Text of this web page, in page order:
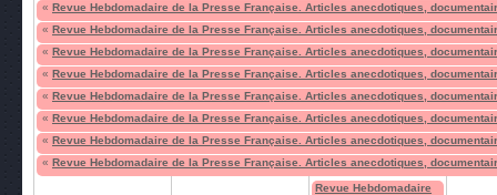
« Revue Hebdomadaire de la Presse Française. Articles anecdotiques,
« Revue Hebdomadaire de la Presse Française. Articles anecdotiques,
« Revue Hebdomadaire de la Presse Française. Articles anecdotiques,
« Revue Hebdomadaire de la Presse Française. Articles anecdotiques,
« Revue Hebdomadaire de la Presse Française. Articles anecdotiques,
« Revue Hebdomadaire de la Presse Française. Articles anecdotiques,
« Revue Hebdomadaire de la Presse Française. Articles anecdotiques,
« Revue Hebdomadaire de la Presse Française. Articles anecdotiques,
Revue Hebdomadaire